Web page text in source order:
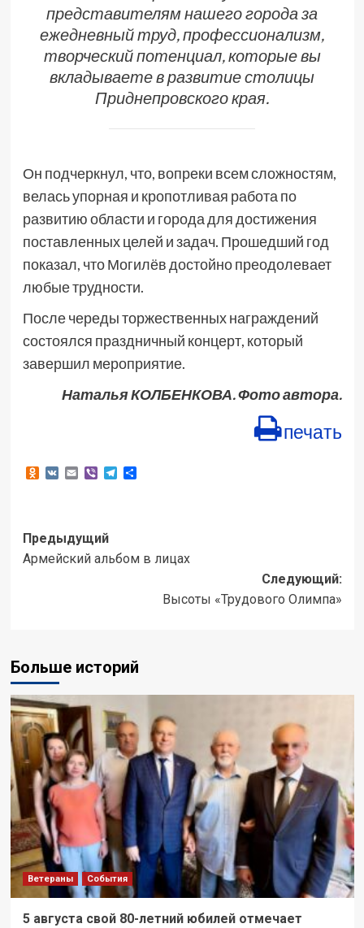
представителям нашего города за
ежедневный труд, профессионализм,
творческий потенциал, которые вы
вкладываете в развитие столицы
Приднепровского края.
Он подчеркнул, что, вопреки всем сложностям,
велась упорная и кропотливая работа по
развитию области и города для достижения
поставленных целей и задач. Прошедший год
показал, что Могилёв достойно преодолевает
любые трудности.
После череды торжественных награждений
состоялся праздничный концерт, который
завершил мероприятие.
Наталья КОЛБЕНКОВА. Фото автора.
печать
Odnoklassniki
VKEmailViberTelegram
Отправить
Навигация
записи
Предыдущий
Армейский альбом в лицах
Следующий:
Высоты «Трудового Олимпа»
Больше историй
Ветераны События
5 августа свой 80-летний юбилей отмечает